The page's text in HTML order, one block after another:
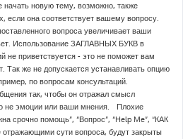
новую тему, возможно, также
если она соответствует вашему вопросу.
вопроса увеличивает ваши
Использование ЗАГЛАВНЫХ БУКВ в
не приветствуется - это не поможет вам
Так же не допускается устанавливать опцию
по вопросам консультаций.
так, чтобы он отражал смысл
не эмоции или ваши мнения. Плохие
срочно помощь”, “Вопрос”, “Help Me”, “КАК
сути вопроса, будут закрыты